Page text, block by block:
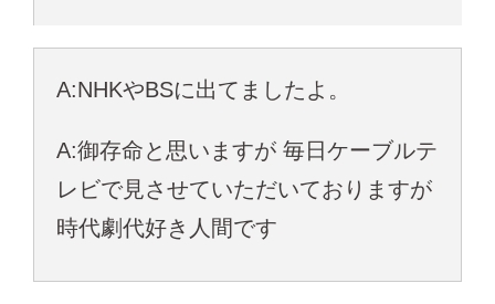
A:NHKやBSに出てましたよ。
A:御存命と思いますが 毎日ケーブルテ
レビで見させていただいておりますが
時代劇代好き人間です